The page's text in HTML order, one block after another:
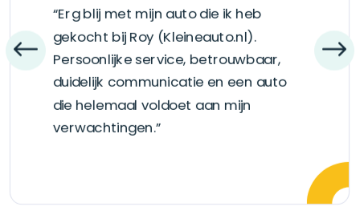
“Erg blij met mijn auto die ik heb
gekocht bij Roy (Kleineauto.nl).
Persoonlijke service, betrouwbaar,
duidelijk communicatie en een auto
die helemaal voldoet aan mijn
verwachtingen.”